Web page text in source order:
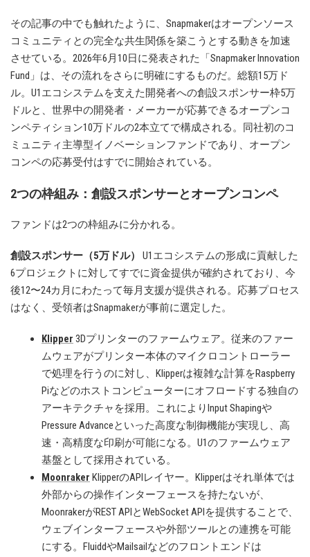
その記事の中でも触れたように、Snapmakerはオープンソース
コミュニティとの完全な共生関係を築こうとする動きを加速
させている。2026年6月10日に発表された「Snapmaker Innovation
Fund」は、その流れをさらに明確にするものだ。総額15万ド
ル。U1エコシステムを支えた開発者への創設スポンサー枠5万
ドルと、世界中の開発者・メーカーが応募できるオープンコ
ンペティション10万ドルの2本立てで構成される。同社初のコ
ミュニティ主導型イノベーションファンドであり、オープン
コンペの応募受付はすでに開始されている。
2つの枠組み：創設スポンサーとオープンコンペ
ファンドは2つの枠組みに分かれる。
創設スポンサー（5万ドル）
U1エコシステムの形成に貢献した
6プロジェクトに対してすでに資金提供が確約されており、今
後12〜24カ月にわたって毎月支援が提供される。応募プロセス
はなく、受領者はSnapmakerが事前に選定した。
Klipper 3Dプリンターのファームウェア。従来のファー
ムウェアがプリンター本体のマイクロコントローラー
で処理を行うのに対し、Klipperは複雑な計算をRaspberry
Piなどのホストコンピューターにオフロードする独自の
アーキテクチャを採用。これによりInput Shapingや
Pressure Advanceといった高度な制御機能が実現し、高
速・高精度な印刷が可能になる。U1のファームウェア
基盤として採用されている。
Moonraker KlipperのAPIレイヤー。Klipperはそれ単体では
外部からの操作インターフェースを持たないが、
MoonrakerがREST APIとWebSocket APIを提供することで、
ウェブインターフェースや外部ツールとの連携を可能
にする。FluiddやMailsailなどのフロントエンドは